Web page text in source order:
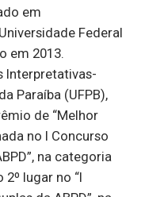
em
Federal
em 2013.
Interpretativas-
Paraíba (UFPB),
de “Melhor
no I Concurso
na categoria
lugar no “I